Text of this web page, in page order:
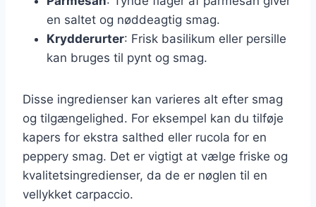
en saltet og nøddeagtig smag.
Krydderurter: Frisk basilikum eller persille
kan bruges til pynt og smag.
Disse ingredienser kan varieres alt efter smag
og tilgængelighed. For eksempel kan du tilføje
kapers for ekstra salthed eller rucola for en
peppery smag. Det er vigtigt at vælge friske og
kvalitetsingredienser, da de er nøglen til en
vellykket carpaccio.